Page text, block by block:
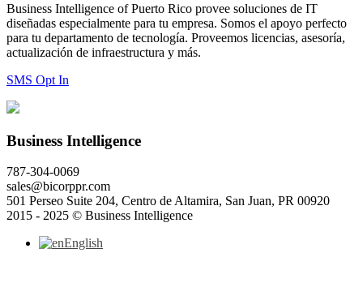
Business Intelligence of Puerto Rico provee soluciones de IT
diseñadas especialmente para tu empresa. Somos el apoyo perfecto
para tu departamento de tecnología. Proveemos licencias, asesoría,
actualización de infraestructura y más.
SMS Opt In
Business Intelligence
787-304-0069
sales@bicorppr.com
501 Perseo Suite 204, Centro de Altamira, San Juan, PR 00920
2015 - 2025 © Business Intelligence
English